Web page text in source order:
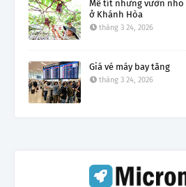
Mê tít những vườn
ở Khánh Hòa
tháng 3 24, 2026
Giá vé máy bay tăng
tháng 3 24, 2026